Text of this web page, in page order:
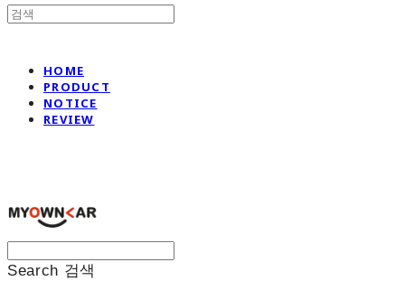
HOME
PRODUCT
NOTICE
REVIEW
Search 검색